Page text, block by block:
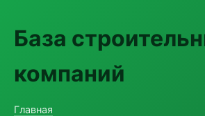
База
компаний
Главная